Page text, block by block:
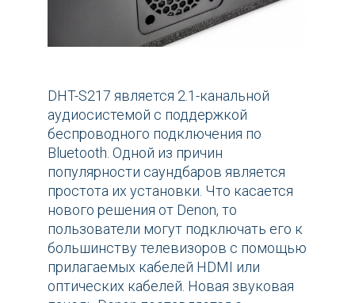
DHT-S217 является 2.1-канальной
аудиосистемой с поддержкой
беспроводного подключения по
Bluetooth. Одной из причин
популярности саундбаров является
простота их установки. Что касается
нового решения от Denon, то
пользователи могут подключать его к
большинству телевизоров с помощью
прилагаемых кабелей HDMI или
оптических кабелей. Новая звуковая